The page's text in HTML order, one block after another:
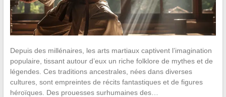
Depuis des millénaires, les arts martiaux captivent l’imagination
populaire, tissant autour d’eux un riche folklore de mythes et de
légendes. Ces traditions ancestrales, nées dans diverses
cultures, sont empreintes de récits fantastiques et de figures
héroïques. Des prouesses surhumaines des…